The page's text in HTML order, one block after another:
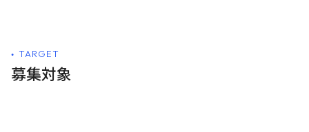
TARGET
募集対象